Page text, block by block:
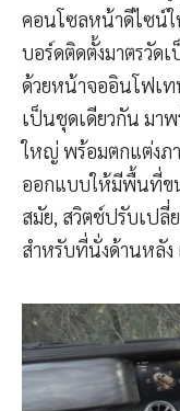
คอนโซลหน้าดีไซน์
บอร์ดติดตั้งมาตรวัด
ด้วยหน้าจออินโฟเ
เป็นชุดเดียวกัน มา
ใหญ่ พร้อมตกแต่งภ
ออกแบบให้มีพื้นที่ข
สมัย, สวิตช์ปรับเปลี่
สำหรับที่นั่งด้านหลั